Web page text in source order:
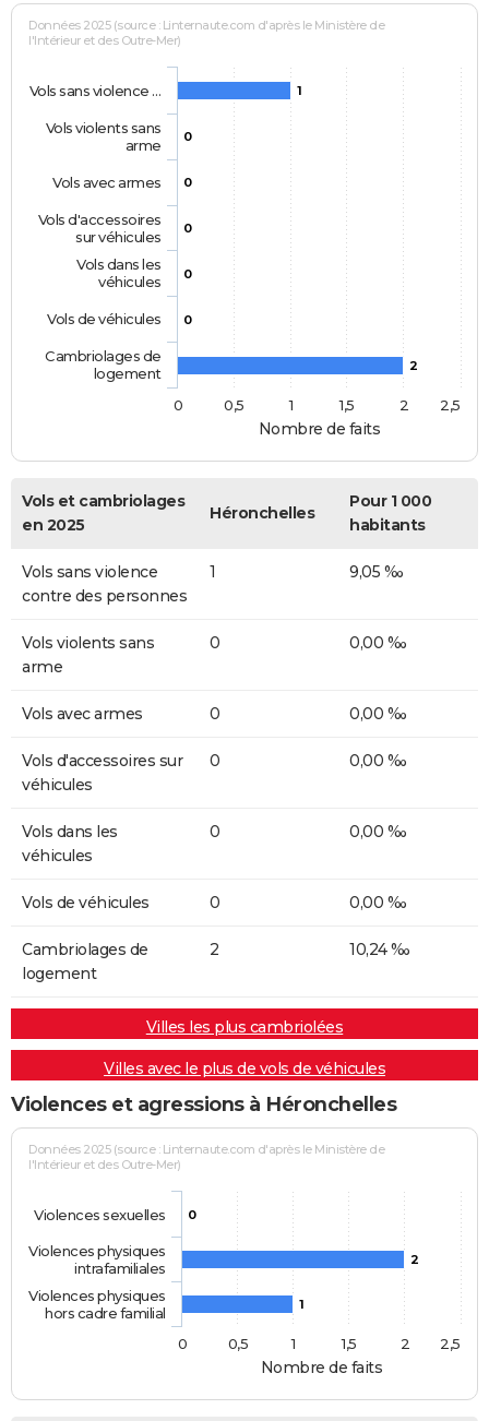
Nombre de faits
Données 2025 (source : Linternaute.com d'après le Ministère de
l'Intérieur et des Outre-Mer)
1
0
0
0
0
0
2
Vols sans violence …
Vols violents sans
arme
Vols avec armes
Vols d'accessoires
sur véhicules
Vols dans les
véhicules
Vols de véhicules
Cambriolages de
logement
0
0,5 1 1,5 2 2,5
Vols et cambriolages
en 2025
Héronchelles
Pour 1 000
habitants
Vols sans violence
contre des personnes
1 9,05 ‰
Vols violents sans
arme
0 0,00 ‰
Vols avec armes 0 0,00 ‰
Vols d'accessoires sur
véhicules
0 0,00 ‰
Vols dans les
véhicules
0 0,00 ‰
Vols de véhicules 0 0,00 ‰
Cambriolages de
logement
2 10,24 ‰
Villes les plus cambriolées
Villes avec le plus de vols de véhicules
Violences et agressions à Héronchelles
Nombre de faits
Données 2025 (source : Linternaute.com d'après le Ministère de
l'Intérieur et des Outre-Mer)
0
2
1
Violences sexuelles
Violences physiques
intrafamiliales
Violences physiques
hors cadre familial
0
0,5 1 1,5 2 2,5